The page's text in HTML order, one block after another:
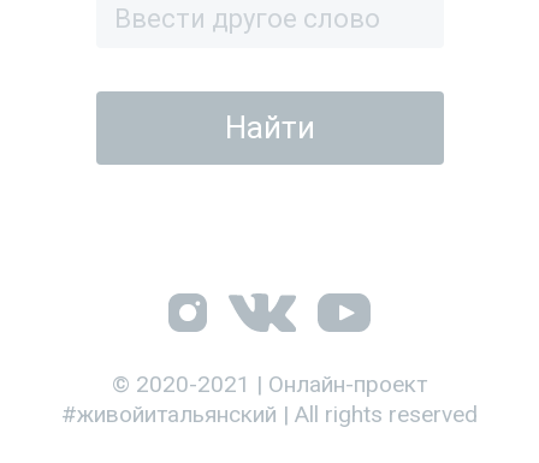
© 2020-2021 | Онлайн-проект
#живойитальянский | All rights reserved